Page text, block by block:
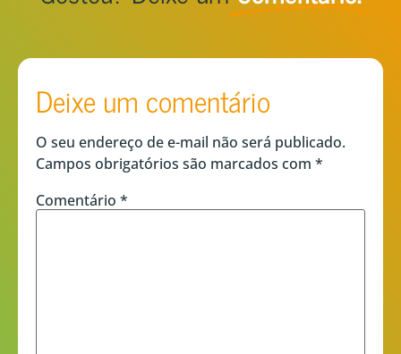
Deixe um comentário
O seu endereço de e-mail não será publicado.
Campos obrigatórios são marcados com *
Comentário *